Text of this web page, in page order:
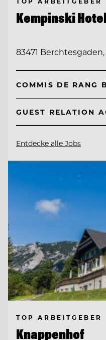
Kempinski
83471
COMMIS DE RANG
GUEST RELATION
Entdecke alle Jobs
TOP ARBEITGEBER
Knappenhof